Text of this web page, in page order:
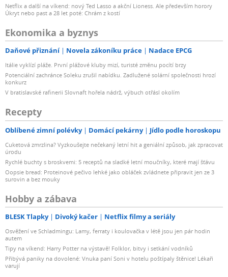
Netflix a další na víkend: nový Ted Lasso a akční Lioness. Ale především horory
Úkryt nebo past a 28 let poté: Chrám z kostí
Ekonomika a byznys
Daňové přiznání Novela zákoníku práce Nadace EPCG
Itálie vyklízí pláže. První plážové kluby mizí, turisté změnu pocítí brzy
Potenciální zachránce Soleku zrušil nabídku. Zadlužené solární společnosti hrozí
konkurz
V bratislavské rafinerii Slovnaft hořela nádrž, výbuch otřásl okolím
Recepty
Oblíbené zimní polévky Domácí pekárny Jídlo podle horoskopu
Cuketová zmrzlina? Vyzkoušejte nečekaný letní hit a geniální způsob, jak zpracovat
úrodu
Rychlé buchty s broskvemi: 5 receptů na sladké letní moučníky, které mají šťávu
Oopsie bread: Proteinové pečivo lehké jako obláček zvládnete připravit jen ze 3
surovin a bez mouky
Hobby a zábava
BLESK Tlapky Divoký kačer Netflix filmy a seriály
Osvěžení ve Schladmingu: Lamy, ferraty i koulovačka v létě jsou jen pár hodin
autem
Tipy na víkend: Harry Potter na výstavě! Folklor, bitvy i setkání vodníků
Přibývá paniky na dovolené: Vnuka paní Soni v hotelu poštípaly štěnice! Lékaři
varují